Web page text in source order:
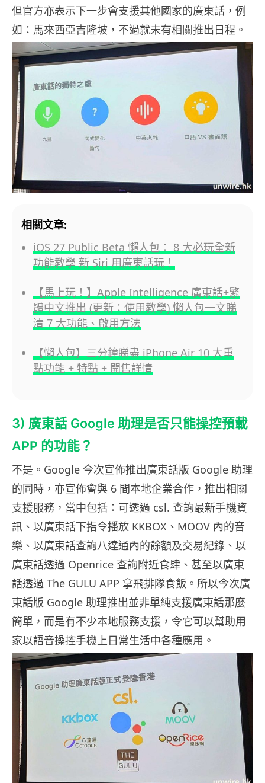
但官方亦表示下一步會支援其他國家的廣東話，例
如：馬來西亞吉隆坡，不過就未有相關推出日程。
相關文章:
iOS 27 Public Beta 懶人包： 8 大必玩全新
功能教學 新 Siri 用廣東話玩！
【馬上玩！】Apple Intelligence 廣東話+繁
體中文推出 (更新：使用教學) 懶人包一文睇
清 7 大功能、啟用方法
【懶人包】三分鐘睇盡 iPhone Air 10 大重
點功能 + 特點 + 開售詳情
3) 廣東話 Google 助理是否只能操控預載
APP 的功能？
不是。Google 今次宣佈推出廣東話版 Google 助理
的同時，亦宣佈會與 6 間本地企業合作，推出相關
支援服務，當中包括：可透過 csl. 查詢最新手機資
訊、以廣東話下指令播放 KKBOX、MOOV 內的音
樂、以廣東話查詢八達通內的餘額及交易紀錄、以
廣東話透過 Openrice 查詢附近食肆、甚至以廣東
話透過 The GULU APP 拿飛排隊食飯。所以今次廣
東話版 Google 助理推出並非單純支援廣東話那麼
簡單，而是有不少本地服務支援，令它可以幫助用
家以語音操控手機上日常生活中各種應用。